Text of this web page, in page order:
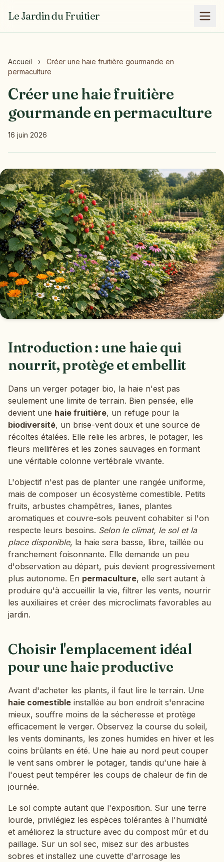
Le Jardin du Fruitier
Accueil ›
Créer une haie fruitière gourmande en
permaculture
Créer une haie fruitière
gourmande en permaculture
16 juin 2026
Introduction : une haie qui
nourrit, protège et embellit
Dans un verger potager bio, la haie n'est pas
seulement une limite de terrain. Bien pensée, elle
devient une haie fruitière, un refuge pour la
biodiversité, un brise-vent doux et une source de
récoltes étalées. Elle relie les arbres, le potager, les
fleurs mellifères et les zones sauvages en formant
une véritable colonne vertébrale vivante.
L'objectif n'est pas de planter une rangée uniforme,
mais de composer un écosystème comestible. Petits
fruits, arbustes champêtres, lianes, plantes
aromatiques et couvre-sols peuvent cohabiter si l'on
respecte leurs besoins. Selon le climat, le sol et la
place disponible, la haie sera basse, libre, taillée ou
franchement foisonnante. Elle demande un peu
d'observation au départ, puis devient progressivement
plus autonome. En permaculture, elle sert autant à
produire qu'à accueillir la vie, filtrer les vents, nourrir
les auxiliaires et créer des microclimats favorables au
jardin.
Choisir l'emplacement idéal
pour une haie productive
Avant d'acheter les plants, il faut lire le terrain. Une
haie comestible installée au bon endroit s'enracine
mieux, souffre moins de la sécheresse et protège
efficacement le verger. Observez la course du soleil,
les vents dominants, les zones humides en hiver et les
coins brûlants en été. Une haie au nord peut couper
le vent sans ombrer le potager, tandis qu'une haie à
l'ouest peut tempérer les coups de chaleur de fin de
journée.
Le sol compte autant que l'exposition. Sur une terre
lourde, privilégiez les espèces tolérantes à l'humidité
et améliorez la structure avec du compost mûr et du
paillage. Sur un sol sec, misez sur des arbustes
sobres et installez une cuvette d'arrosage les